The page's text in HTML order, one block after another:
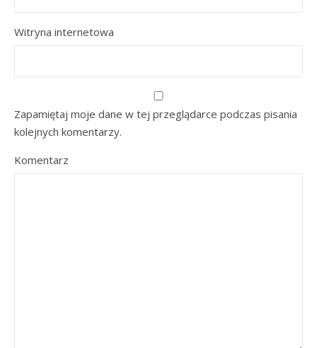
Witryna internetowa
Zapamiętaj moje dane w tej przeglądarce podczas pisania
kolejnych komentarzy.
Komentarz